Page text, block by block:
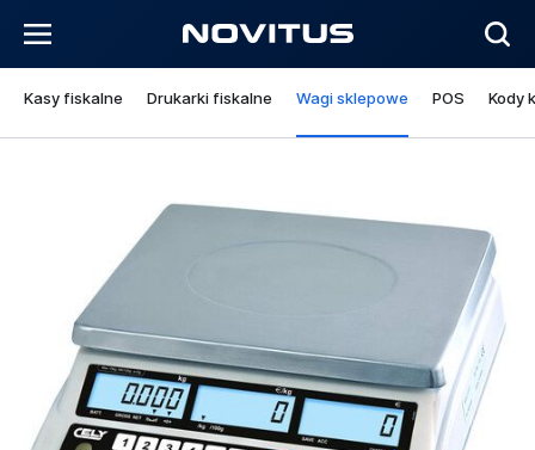
Kasy fiskalne Drukarki fiskalne Wagi sklepowe POS Kody